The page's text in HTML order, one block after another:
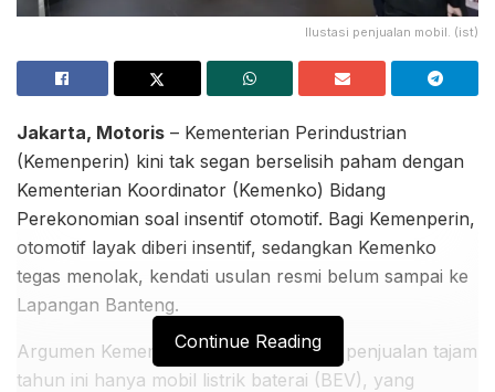
Ilustasi penjualan mobil. (ist)
Jakarta, Motoris – Kementerian Perindustrian
(Kemenperin) kini tak segan berselisih paham dengan
Kementerian Koordinator (Kemenko) Bidang
Perekonomian soal insentif otomotif. Bagi Kemenperin,
otomotif layak diberi insentif, sedangkan Kemenko
tegas menolak, kendati usulan resmi belum sampai ke
Lapangan Banteng.
Argumen Kemenperin, yang mencetak penjualan tajam
tahun ini hanya mobil listrik baterai (BEV), yang
Continue Reading